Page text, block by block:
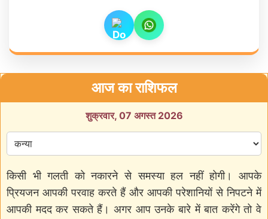
आज का राशिफल
शुक्रवार, 07 अगस्त 2026
किसी भी गलती को नकारने से समस्या हल नहीं होगी। आपके
प्रियजन आपकी परवाह करते हैं और आपकी परेशानियों से निपटने में
आपकी मदद कर सकते हैं। अगर आप उनके बारे में बात करेंगे तो वे